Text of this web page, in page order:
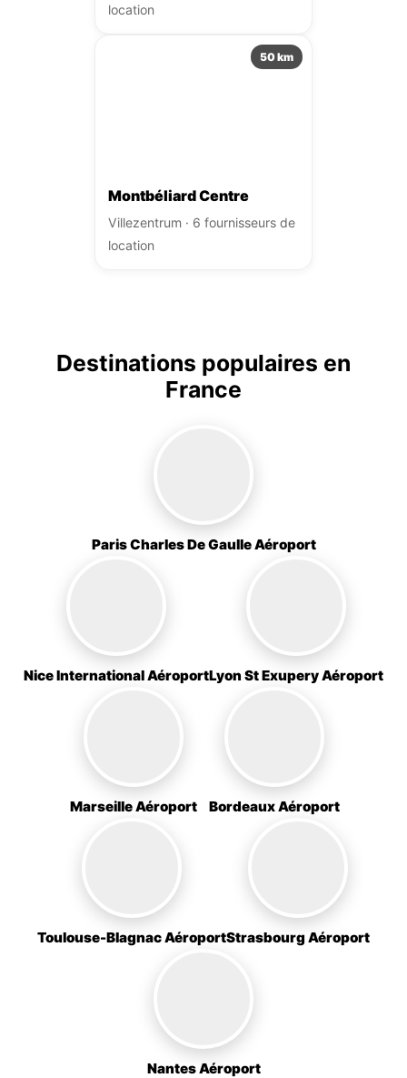
location
50 km
Montbéliard Centre
Villezentrum · 6 fournisseurs de
location
Destinations populaires en
France
Paris Charles De Gaulle Aéroport
Nice International AéroportLyon St Exupery Aéroport
Marseille Aéroport Bordeaux Aéroport
Toulouse-Blagnac AéroportStrasbourg Aéroport
Nantes Aéroport